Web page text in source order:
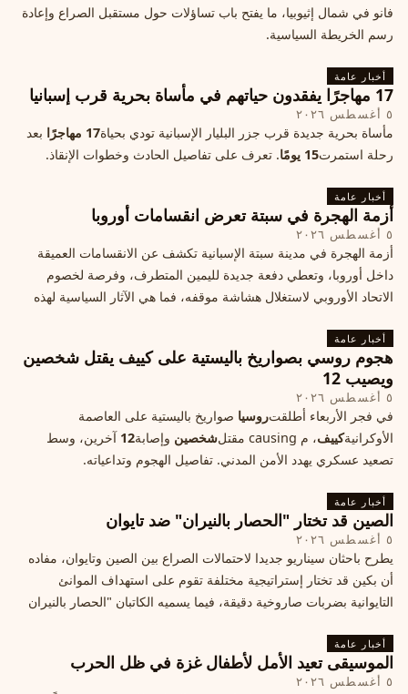
فانو في شمال إثيوبيا، ما يفتح باب تساؤلات حول مستقبل الصراع وإعادة
رسم الخريطة السياسية.
أخبار عامة
17 مهاجرًا يفقدون حياتهم في مأساة بحرية قرب إسبانيا
٥ أغسطس ٢٠٢٦
مأساة بحرية جديدة قرب جزر البليار الإسبانية تودي بحياة17 مهاجرًا
بعد
رحلة استمرت15 يومًا . تعرف على تفاصيل الحادث وخطوات الإنقاذ.
أخبار عامة
أزمة الهجرة في سبتة تعرض انقسامات أوروبا
٥ أغسطس ٢٠٢٦
أزمة الهجرة في مدينة سبتة الإسبانية تكشف عن الانقسامات العميقة
داخل أوروبا، وتعطي دفعة جديدة لليمين المتطرف، وفرصة لخصوم
الاتحاد الأوروبي لاستغلال هشاشة موقفه، فما هي الآثار السياسية لهذه
أخبار عامة
هجوم روسي بصواريخ باليستية على كييف يقتل شخصين
ويصيب 12
٥ أغسطس ٢٠٢٦
في فجر الأربعاء أطلقتروسيا صواريخ باليستية على العاصمة
الأوكرانيةكييف، م causing مقتل شخصين وإصابة12 آخرين، وسط
تصعيد عسكري يهدد الأمن المدني. تفاصيل الهجوم وتداعياته.
أخبار عامة
الصين قد تختار "الحصار بالنيران" ضد تايوان
٥ أغسطس ٢٠٢٦
يطرح باحثان سيناريو جديدا لاحتمالات الصراع بين الصين وتايوان، مفاده
أن بكين قد تختار إستراتيجية مختلفة تقوم على استهداف الموانئ
التايوانية بضربات صاروخية دقيقة، فيما يسميه الكاتبان "الحصار بالنيران
أخبار عامة
الموسيقى تعيد الأمل لأطفال غزة في ظل الحرب
٥ أغسطس ٢٠٢٦